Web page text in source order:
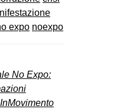
expo noexpo
No Expo: